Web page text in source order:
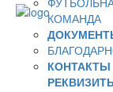
КОМАНДА
КОНТАКТЫ